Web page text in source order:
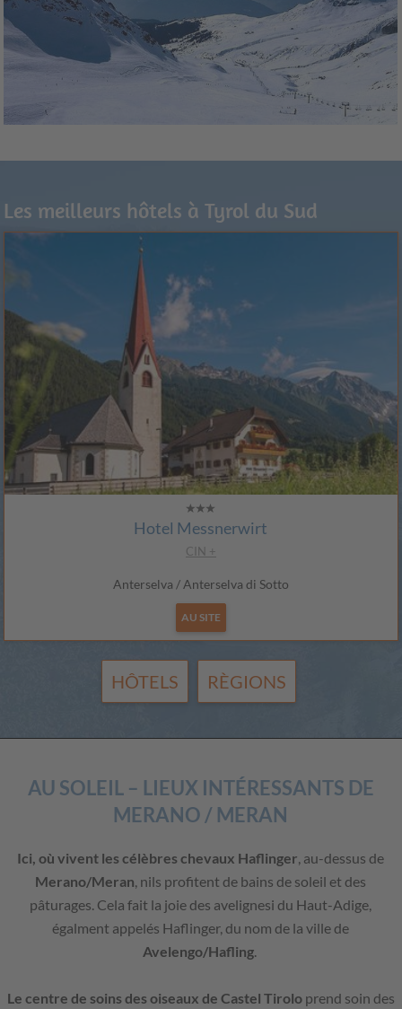
Les meilleurs hôtels à Tyrol du Sud
Hotel Messnerwirt
CIN +
Anterselva / Anterselva di Sotto
AU SITE
HÔTELS RÈGIONS
AU SOLEIL – LIEUX INTÉRESSANTS DE
MERANO / MERAN
Ici, où vivent les célèbres chevaux Haflinger, au-dessus de
Merano/Meran, nils profitent de bains de soleil et des
pâturages. Cela fait la joie des avelignesi du Haut-Adige,
égalment appelés Haflinger, du nom de la ville de
Avelengo/Hafling.
Le centre de soins des oiseaux de Castel Tiroloprend soin des